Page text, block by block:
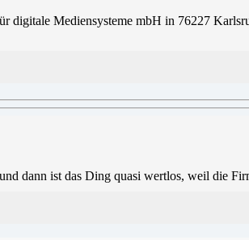
Mediensysteme mbH in 76227
dann ist das Ding quasi wertlos, weil die